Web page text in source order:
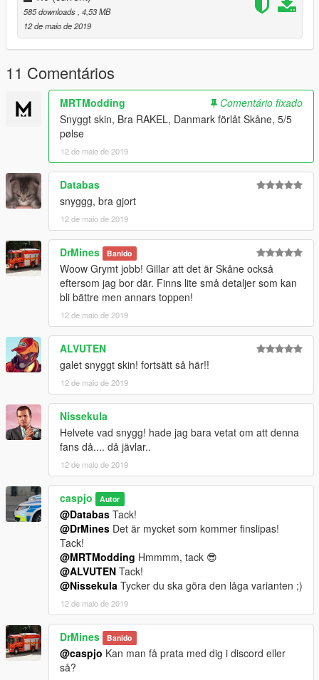
585 downloads , 4,53 MB
12 de maio de 2019
11 Comentários
MRTModding
Comentário fixado
Snyggt skin, Bra RAKEL, Danmark förlåt Skåne, 5/5
pølse
12 de maio de 2019
Databas
snyggg, bra gjort
12 de maio de 2019
DrMines Banido
Woow Grymt jobb! Gillar att det är Skåne också
eftersom jag bor där. Finns lite små detaljer som kan
bli bättre men annars toppen!
12 de maio de 2019
ALVUTEN
galet snyggt skin! fortsätt så här!!
12 de maio de 2019
Nissekula
Helvete vad snygg! hade jag bara vetat om att denna
fans då.... då jävlar..
12 de maio de 2019
caspjo Autor
@Databas Tack!
@DrMines Det är mycket som kommer finslipas!
Tack!
@MRTModding Hmmmm, tack 😎
@ALVUTEN Tack!
@Nissekula Tycker du ska göra den låga varianten ;)
12 de maio de 2019
DrMines Banido
@caspjo Kan man få prata med dig i discord eller
så?